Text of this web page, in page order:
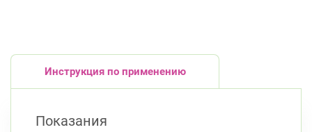
Инструкция по применению
Показания